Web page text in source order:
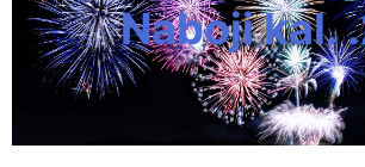
Naboji kal.